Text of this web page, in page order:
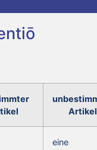
Artikel
eine